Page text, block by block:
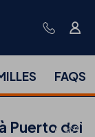
FAQS
Puerto del